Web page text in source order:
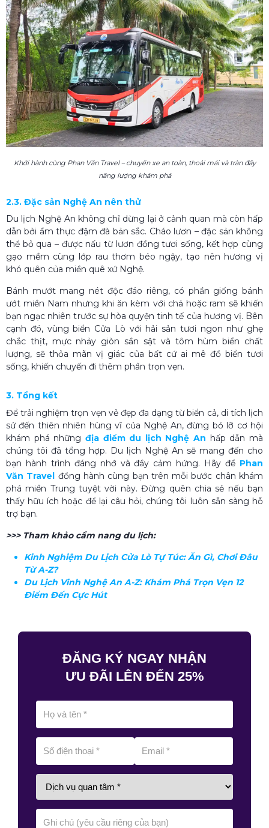
Khởi hành cùng Phan Văn Travel – chuyến xe an toàn, thoải mái và tràn đầy
năng lượng khám phá
2.3. Đặc sản Nghệ An nên thử
Du lịch Nghệ An không chỉ dừng lại ở cảnh quan mà còn hấp
dẫn bởi ẩm thực đậm đà bản sắc. Cháo lươn – đặc sản không
thể bỏ qua – được nấu từ lươn đồng tươi sống, kết hợp cùng
gạo mềm cùng lớp rau thơm béo ngậy, tạo nên hương vị
khó quên của miền quê xứ Nghệ.
Bánh mướt mang nét độc đáo riêng, có phần giống bánh
ướt miền Nam nhưng khi ăn kèm với chả hoặc ram sẽ khiến
bạn ngạc nhiên trước sự hòa quyện tinh tế của hương vị. Bên
cạnh đó, vùng biển Cửa Lò với hải sản tươi ngon như ghẹ
chắc thịt, mực nhảy giòn sần sật và tôm hùm biển chất
lượng, sẽ thỏa mãn vị giác của bất cứ ai mê đồ biển tươi
sống, khiến chuyến đi thêm phần trọn vẹn.
3. Tổng kết
Để trải nghiệm trọn vẹn vẻ đẹp đa dạng từ biển cả, di tích lịch
sử đến thiên nhiên hùng vĩ của Nghệ An, đừng bỏ lỡ cơ hội
khám phá những địa điểm du lịch Nghệ An hấp dẫn mà
chúng tôi đã tổng hợp. Du lịch Nghệ An sẽ mang đến cho
bạn hành trình đáng nhớ và đầy cảm hứng. Hãy để Phan
Văn Travel đồng hành cùng bạn trên mỗi bước chân khám
phá miền Trung tuyệt vời này. Đừng quên chia sẻ nếu bạn
thấy hữu ích hoặc để lại câu hỏi, chúng tôi luôn sẵn sàng hỗ
trợ bạn.
>>> Tham khảo cẩm nang du lịch:
Kinh Nghiệm Du Lịch Cửa Lò Tự Túc: Ăn Gì, Chơi Đâu
Từ A-Z?
Du Lịch Vinh Nghệ An A-Z: Khám Phá Trọn Vẹn 12
Điểm Đến Cực Hút
ĐĂNG KÝ NGAY NHẬN
ƯU ĐÃI LÊN ĐẾN 25%